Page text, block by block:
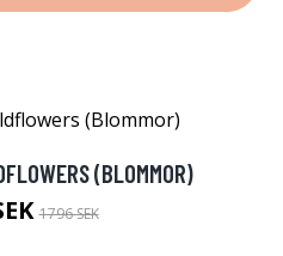
(BLOMMOR)
1796 SEK